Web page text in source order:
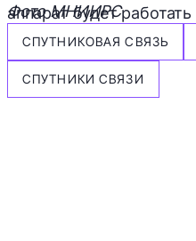
аппарат будет
Фото МНИИРС
СПУТНИКОВАЯ СВЯЗЬ
СПУТНИКИ СВЯЗИ